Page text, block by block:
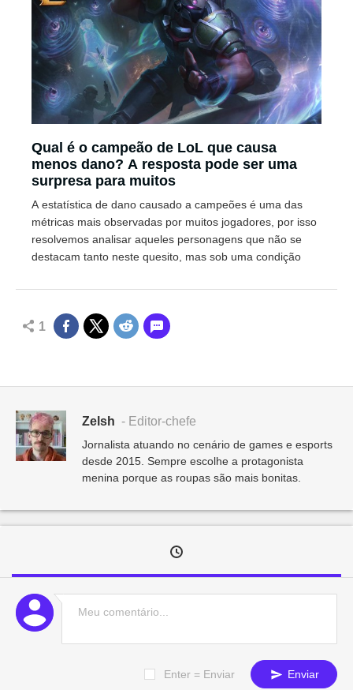
Qual é o campeão de LoL que causa
menos dano? A resposta pode ser uma
surpresa para muitos
A estatística de dano causado a campeões é uma das
métricas mais observadas por muitos jogadores, por isso
resolvemos analisar aqueles personagens que não se
destacam tanto neste quesito, mas sob uma condição
1
Zelsh - Editor-chefe
Jornalista atuando no cenário de games e esports
desde 2015. Sempre escolhe a protagonista
menina porque as roupas são mais bonitas.
Enter = Enviar Enviar